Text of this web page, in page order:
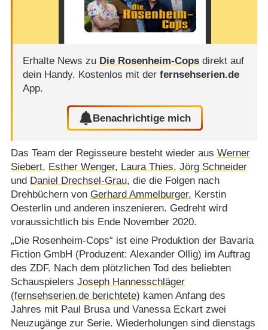
Erhalte News zu Die Rosenheim-Copsdirekt auf
dein Handy. Kostenlos mit der fernsehserien.de
App.
Benachrichtige mich
Das Team der Regisseure besteht wieder aus Werner
Siebert, Esther Wenger, Laura Thies, Jörg Schneider
und Daniel Drechsel-Grau, die die Folgen nach
Drehbüchern von Gerhard Ammelburger, Kerstin
Oesterlin und anderen inszenieren. Gedreht wird
voraussichtlich bis Ende November 2020.
„Die Rosenheim-Cops“ ist eine Produktion der Bavaria
Fiction GmbH (Produzent: Alexander Ollig) im Auftrag
des ZDF. Nach dem plötzlichen Tod des beliebten
Schauspielers Joseph Hannesschläger
(fernsehserien.de berichtete) kamen Anfang des
Jahres mit Paul Brusa und Vanessa Eckart zwei
Neuzugänge zur Serie. Wiederholungen sind dienstags